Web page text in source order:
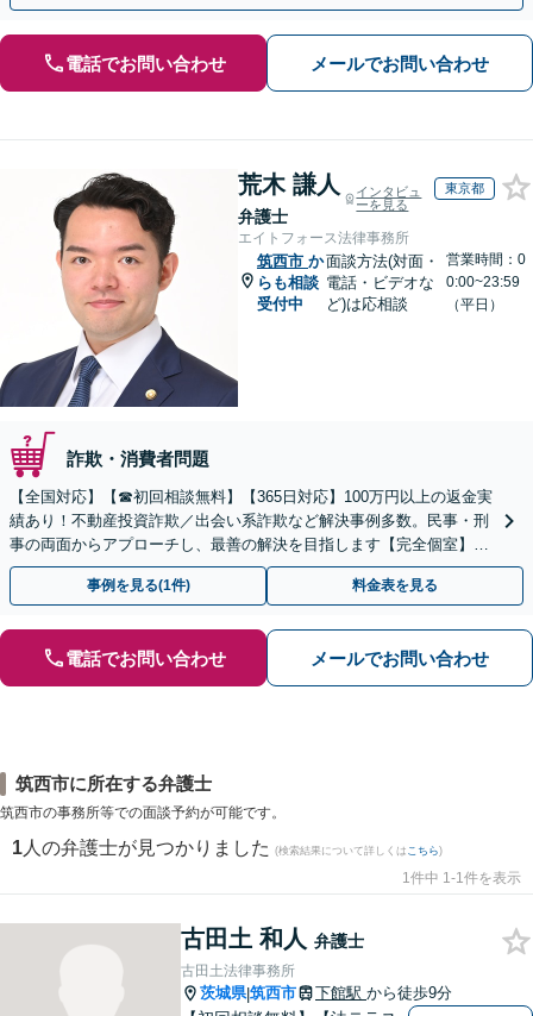
電話でお問い合わせ メールでお問い合わせ
荒木 謙人
弁護士
インタビュ
ーを見る
東京都
エイトフォース法律事務所
筑西市 か
らも相談
受付中
面談方法(対面・
電話・ビデオな
ど)は応相談
営業時間：0
0:00~23:59
（平日）
詐欺・消費者問題
【全国対応】【☎︎初回相談無料】【365日対応】100万円以上の返金実
績あり！不動産投資詐欺／出会い系詐欺など解決事例多数。民事・刑
事の両面からアプローチし、最善の解決を目指します【完全個室】
【代々木駅3分】
事例を見る(1件) 料金表を見る
電話でお問い合わせ メールでお問い合わせ
筑西市に所在する弁護士
筑西市の事務所等での面談予約が可能です。
1 人の弁護士が見つかりました (検索結果について詳しくは こちら)
1件中 1-1件を表示
古田土 和人 弁護士
古田土法律事務所
茨城県|筑西市 下館駅 から徒歩9分